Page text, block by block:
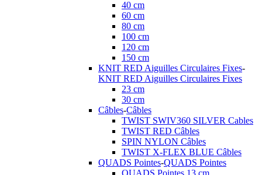
40 cm
60 cm
80 cm
100 cm
120 cm
150 cm
KNIT RED Aiguilles Circulaires Fixes-
KNIT RED Aiguilles Circulaires Fixes
23 cm
30 cm
Câbles-Câbles
TWIST SWIV360 SILVER Cables
TWIST RED Câbles
SPIN NYLON Câbles
TWIST X-FLEX BLUE Câbles
QUADS Pointes-QUADS Pointes
QUADS Pointes 13 cm